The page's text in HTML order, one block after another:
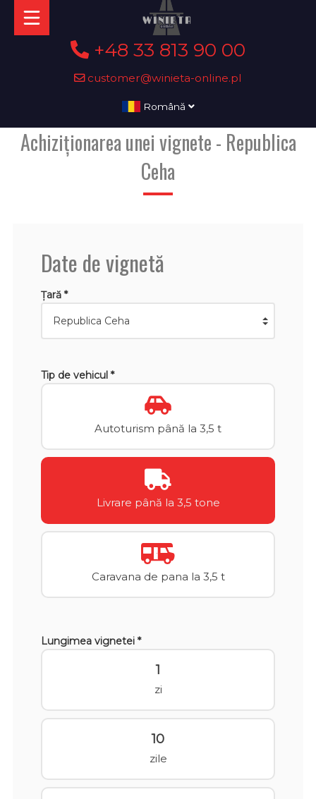
+48 33 813 90 00
customer@winieta-online.pl
Română
Achiziționarea unei vignete - Republica
Ceha
Date de vignetă
Țară *
Tip de vehicul *
Autoturism până la 3,5 t
Livrare până la 3,5 tone
Caravana de pana la 3,5 t
Lungimea vignetei *
1
zi
10
zile